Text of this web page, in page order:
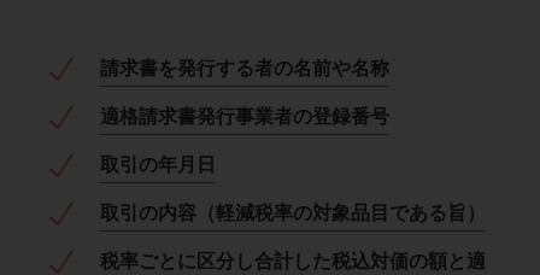
請求書を発行する者の名前や名称
適格請求書発行事業者の登録番号
取引の年月日
取引の内容（軽減税率の対象品目である旨）
税率ごとに区分し合計した税込対価の額と適